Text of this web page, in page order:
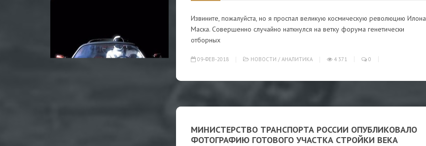
Извините, пожалуйста, но я проспал великую космическую революцию Илона
Маска. Совершенно случайно наткнулся на ветку форума генетически
отборных
09-ФЕВ-2018 НОВОСТИ / АНАЛИТИКА 4 371 0
МИНИСТЕРСТВО ТРАНСПОРТА РОССИИ ОПУБЛИКОВАЛО
ФОТОГРАФИЮ ГОТОВОГО УЧАСТКА СТРОЙКИ ВЕКА